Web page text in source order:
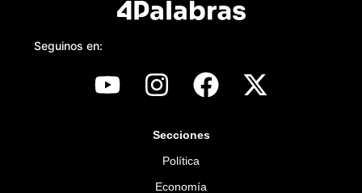
Seguinos en:
Secciones
Política
Economía